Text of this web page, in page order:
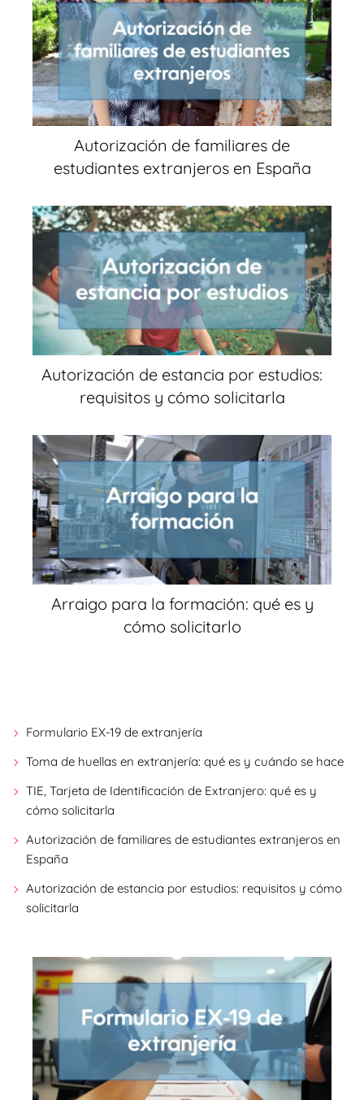
Autorización de familiares de
estudiantes extranjeros en España
Autorización de estancia por estudios:
requisitos y cómo solicitarla
Arraigo para la formación: qué es y
cómo solicitarlo
Formulario EX-19 de extranjería
Toma de huellas en extranjería: qué es y cuándo se hace
TIE, Tarjeta de Identificación de Extranjero: qué es y
cómo solicitarla
Autorización de familiares de estudiantes extranjeros en
España
Autorización de estancia por estudios: requisitos y cómo
solicitarla